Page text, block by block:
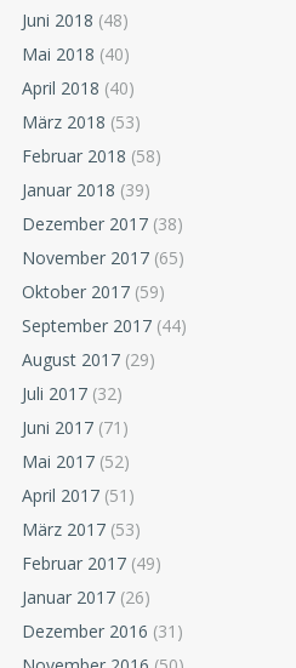
Juni 2018 (48)
Mai 2018 (40)
April 2018 (40)
März 2018 (53)
Februar 2018 (58)
Januar 2018 (39)
Dezember 2017 (38)
November 2017 (65)
Oktober 2017 (59)
September 2017 (44)
August 2017 (29)
Juli 2017 (32)
Juni 2017 (71)
Mai 2017 (52)
April 2017 (51)
März 2017 (53)
Februar 2017 (49)
Januar 2017 (26)
Dezember 2016 (31)